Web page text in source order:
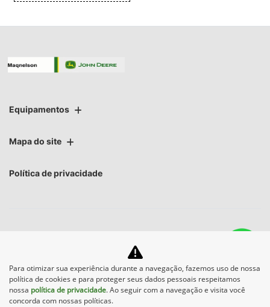
Equipamentos
Mapa do site
Política de privacidade
No trânsito, enxergar o outro salva
vidas.
Para otimizar sua experiência durante a navegação, fazemos uso de nossa
política de cookies e para proteger seus dados pessoais respeitamos
nossa política de privacidade. Ao seguir com a navegação e visita você
concorda com nossas políticas.